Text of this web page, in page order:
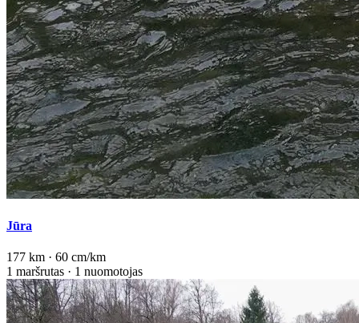
Jūra
177 km · 60 cm/km
1 maršrutas · 1 nuomotojas